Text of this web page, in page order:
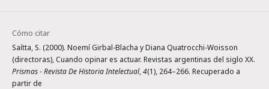
Cómo citar
Saítta, S. (2000). Noemí Girbal-Blacha y Diana Quatrocchi-Woisson
(directoras), Cuando opinar es actuar. Revistas argentinas del siglo XX.
Prismas - Revista De Historia Intelectual,4(1), 264–266. Recuperado a
partir de